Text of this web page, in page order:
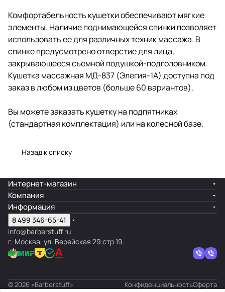
Комфортабельность кушетки обеспечивают мягкие
элементы. Наличие поднимающейся спинки позволяет
использовать ее для различных техник массажа. В
спинке предусмотрено отверстие для лица,
закрывающееся съемной подушкой-подголовником.
Кушетка массажная МД-837 (Элегия-1А) доступна под
заказ в любом из цветов (больше 60 вариантов).
Вы можете заказать кушетку на подпятниках
(стандартная комплектация) или на колесной базе.
Назад к списку
Интернет-магазин
Компания
Информация
8 499 346-65-41
info@barberstuff.ru
г. Москва, ул. Верейская 29 стр 19.
© 2026 «Barberstuff» КонфиденциальностьОферта